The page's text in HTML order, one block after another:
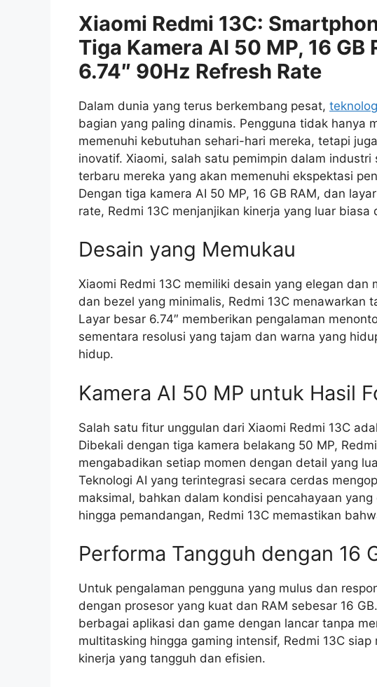
Xiaomi Redmi 13C:
Tiga Kamera AI 50 MP, 16 GB
6.74″ 90Hz Refresh Rate
Dalam dunia yang terus berkembang pesat,
bagian yang paling dinamis. Pengguna tidak hanya
memenuhi kebutuhan sehari-hari mereka, tetapi
inovatif. Xiaomi, salah satu pemimpin dalam
terbaru mereka yang akan memenuhi ekspektasi
Dengan tiga kamera AI 50 MP, 16 GB RAM, dan
rate, Redmi 13C menjanjikan kinerja yang luar
Desain yang Memukau
Xiaomi Redmi 13C memiliki desain yang elegan dan
dan bezel yang minimalis, Redmi 13C menawarkan
Layar besar 6.74″ memberikan pengalaman
sementara resolusi yang tajam dan warna yang
hidup.
Kamera AI 50 MP untuk Hasil
Salah satu fitur unggulan dari Xiaomi Redmi 13C
Dibekali dengan tiga kamera belakang 50 MP,
mengabadikan setiap momen dengan detail yang
Teknologi AI yang terintegrasi secara cerdas
maksimal, bahkan dalam kondisi pencahayaan
hingga pemandangan, Redmi 13C memastikan
Performa Tangguh dengan 16
Untuk pengalaman pengguna yang mulus dan
dengan prosesor yang kuat dan RAM sebesar 16
berbagai aplikasi dan game dengan lancar tanpa
multitasking hingga gaming intensif, Redmi 13C
kinerja yang tangguh dan efisien.